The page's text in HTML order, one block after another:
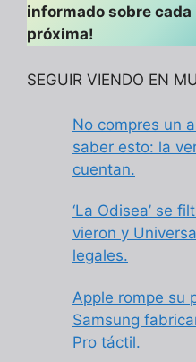
informado sobre cada
próxima!
SEGUIR VIENDO EN
No compres un
saber esto: la
cuentan.
‘La Odisea’ se
vieron y
legales.
Apple rompe su
Samsung
Pro táctil.